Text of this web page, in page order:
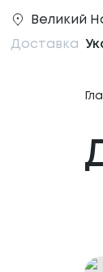
Великий
Доставка